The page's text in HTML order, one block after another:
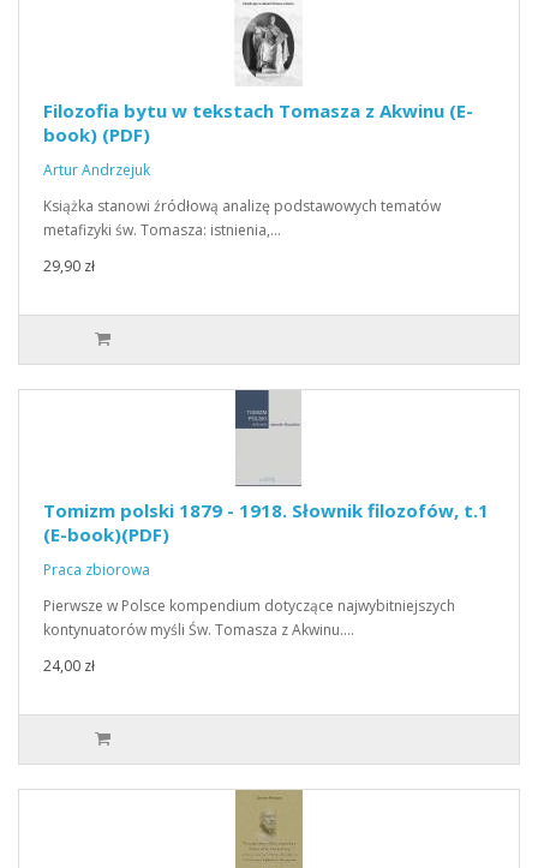
Filozofia bytu w tekstach Tomasza z Akwinu (E-
book) (PDF)
Artur Andrzejuk
Książka stanowi źródłową analizę podstawowych tematów
metafizyki św. Tomasza: istnienia,…
29,90 zł
Tomizm polski 1879 - 1918. Słownik filozofów, t.1
(E-book)(PDF)
Praca zbiorowa
Pierwsze w Polsce kompendium dotyczące najwybitniejszych
kontynuatorów myśli Św. Tomasza z Akwinu.…
24,00 zł